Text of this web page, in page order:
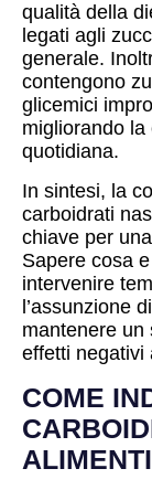
qualità della
legati agli
generale.
contengono
glicemici
migliorando la
quotidiana.
In sintesi, la
carboidrati
chiave per
Sapere cosa
intervenire
l’assunzione
mantenere un
effetti negativi
COME
ALIMENTI